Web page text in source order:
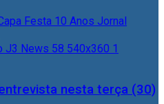
nesta terça (30)